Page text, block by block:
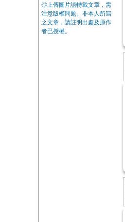
◎上傳圖片語轉載文章，需
注意版權問題。非本人所寫
之文章，請註明出處及原作
者已授權。